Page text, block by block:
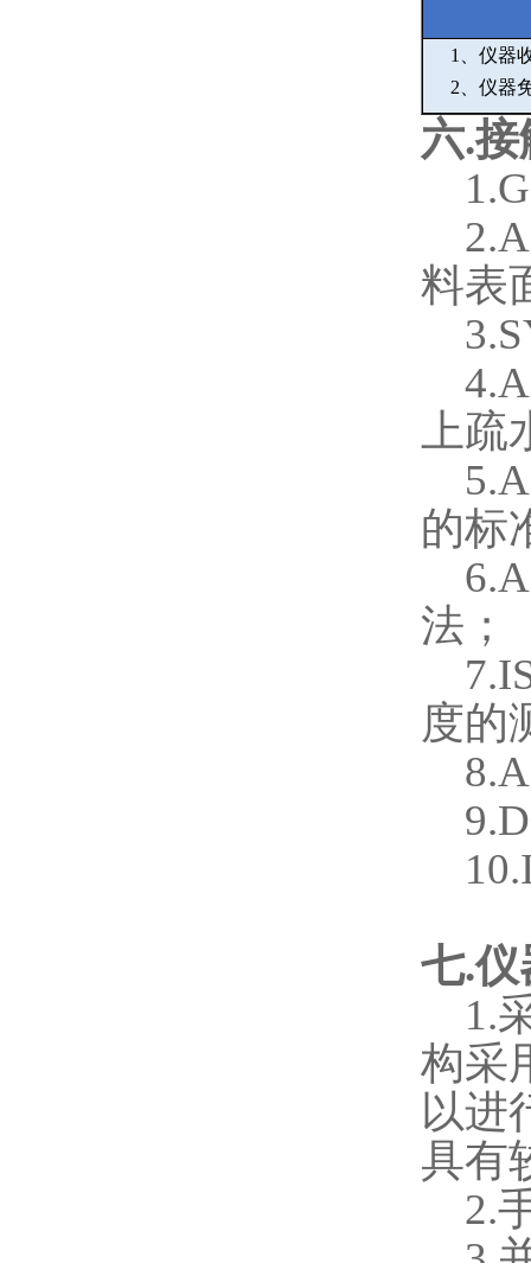
1
、仪器
2 、仪器
六.接
料表
上
的标
法；
度的
七.仪
1.
构采
以进
具有
2.